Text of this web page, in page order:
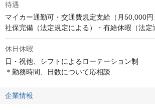
待遇
マイカー通勤可・交通費規定支給（月50,000円
社保完備（法定規定による）・有給休暇（法定
休日休暇
日・祝他、シフトによるローテーション制
＊勤務時間、日数について応相談
企業情報